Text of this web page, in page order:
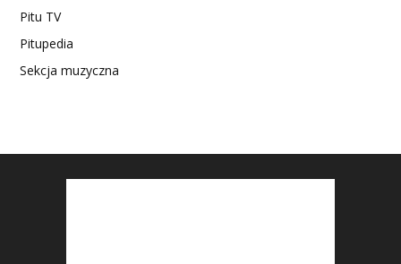
Pitu TV
Pitupedia
Sekcja muzyczna